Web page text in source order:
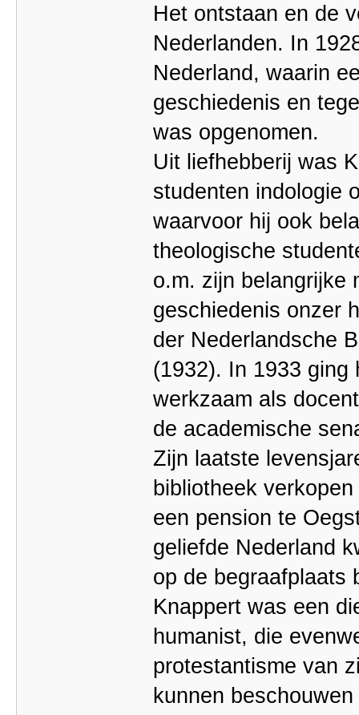
Het ontstaan en de
Nederlanden. In
Nederland, waarin
geschiedenis en
was opgenomen.
Uit liefhebberij was
studenten indologie
waarvoor hij ook
theologische
o.m. zijn belangrijke
geschiedenis onzer
der Nederlandsche
(1932). In 1933 ging
werkzaam als
de academische
Zijn laatste
bibliotheek
een pension te
geliefde Nederland
op de begraafplaats
Knappert was een
humanist, die
protestantisme van
kunnen